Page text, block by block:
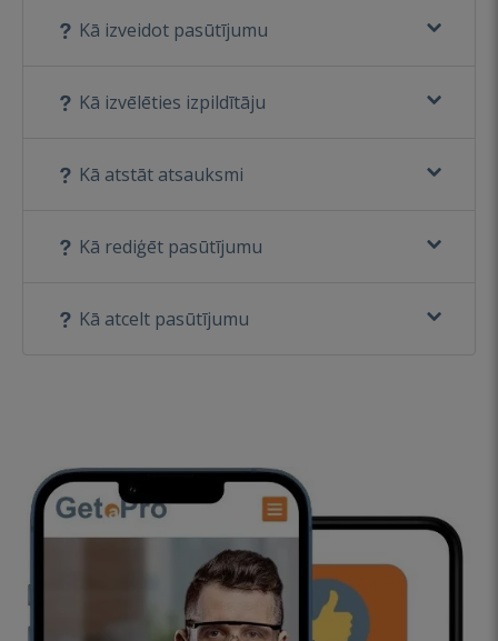
Kā izveidot pasūtījumu
Kā izvēlēties izpildītāju
Kā atstāt atsauksmi
Kā rediģēt pasūtījumu
Kā atcelt pasūtījumu